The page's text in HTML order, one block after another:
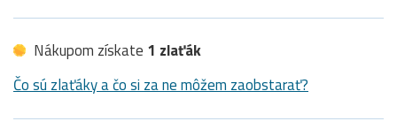
Nákupom získate 1 zlaťák
Čo sú zlaťáky a čo si za ne môžem zaobstarať?